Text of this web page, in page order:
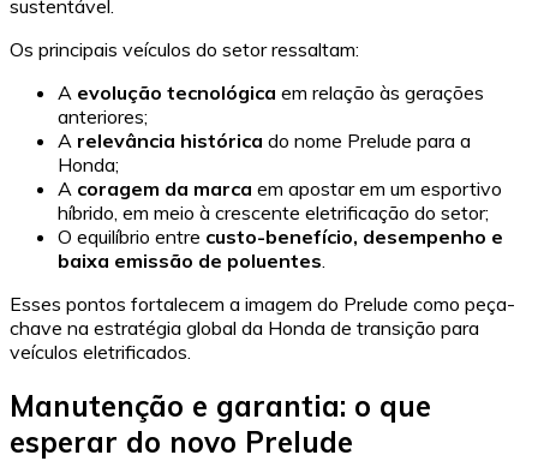
sustentável.
Os principais veículos do setor ressaltam:
A evolução tecnológica em relação às gerações
anteriores;
A relevância histórica do nome Prelude para a
Honda;
A coragem da marca em apostar em um esportivo
híbrido, em meio à crescente eletrificação do setor;
O equilíbrio entre custo-benefício, desempenho e
baixa emissão de poluentes.
Esses pontos fortalecem a imagem do Prelude como peça-
chave na estratégia global da Honda de transição para
veículos eletrificados.
Manutenção e garantia: o que
esperar do novo Prelude